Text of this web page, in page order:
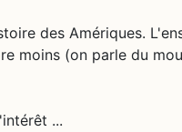
des Amériques.
moins (on parle du
...